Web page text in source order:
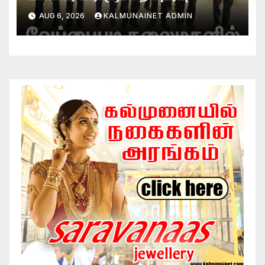
AUG 6, 2026 KALMUNAINET ADMIN